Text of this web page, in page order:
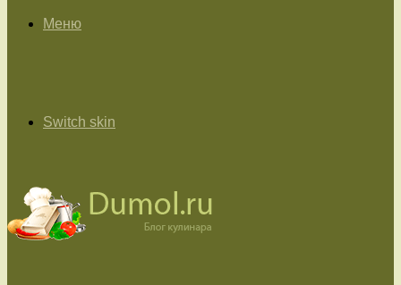
Меню
Switch skin